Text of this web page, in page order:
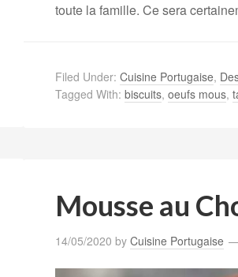
toute la famille. Ce sera
Filed Under: Cuisine Portugaise,
Tagged With: biscuits, oeufs mous,
Mousse au
14/05/2020 by Cuisine Portugaise